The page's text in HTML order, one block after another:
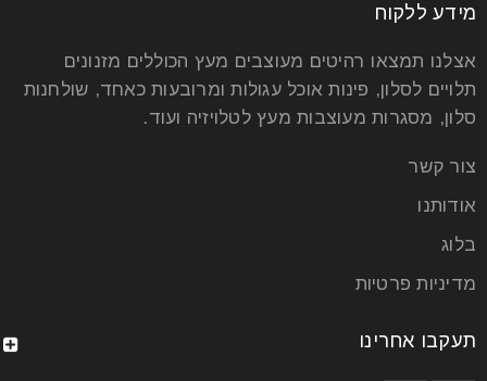
מידע ללקוח
אצלנו תמצאו רהיטים מעוצבים מעץ הכוללים מזנונים
תלויים לסלון, פינות אוכל עגולות ומרובעות כאחד, שולחנות
סלון, מסגרות מעוצבות מעץ לטלויזיה ועוד.
צור קשר
אודותנו
בלוג
מדיניות פרטיות
תעקבו אחרינו